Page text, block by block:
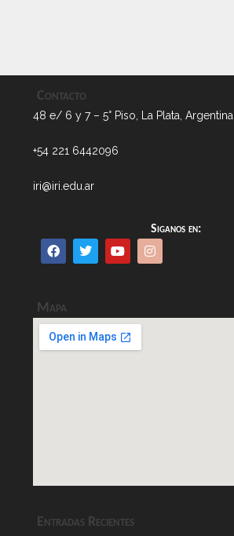
Contacto
48 e/ 6 y 7 – 5° Piso, La Plata, Argentina
+54 221 6442096
iri@iri.edu.ar
Siganos en:
Mapa
Entradas Recientes